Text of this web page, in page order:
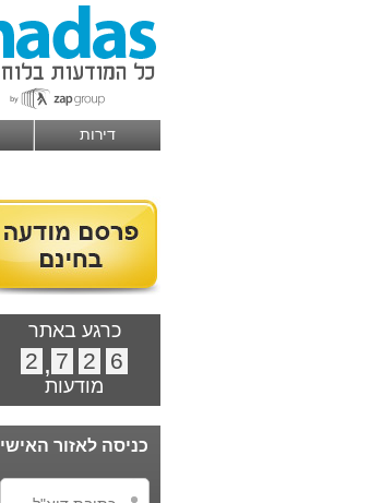
דירות
כרגע באתר
6
2
7
,
2
מודעות
כניסה לאזור האישי